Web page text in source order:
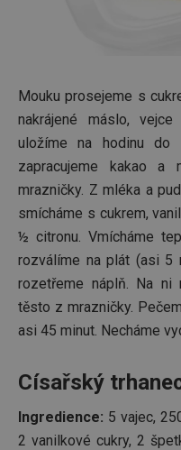
Mouku prosejeme s
nakrájené máslo,
uložíme na hodinu do
zapracujeme kakao a
mrazničky. Z mléka a
smícháme s cukrem,
½ citronu. Vmícháme
rozválíme na plát (asi 5
rozetřeme náplň. Na ni
těsto z mrazničky.
asi 45 minut. Necháme
Císařský
Ingredience: 5 vajec,
2 vanilkové cukry, 2